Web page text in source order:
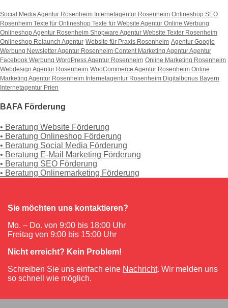
Social Media Agentur Rosenheim Internetagentur Rosenheim Onlineshop SEO
Rosenheim Texte für Onlineshop Texte für Website Agentur Online Werbung
Onlineshop Agentur Rosenheim Shopware Agentur Website Texter Rosenheim
Onlineshop Relaunch Agentur Website für Praxis Rosenheim Agentur Google
Werbung Newsletter Agentur Rosenheim Content Marketing AgenturAgentur
Facebook Werbung WordPress Agentur Rosenheim Online Marketing Rosenheim
Webdesign Agentur Rosenheim WooCommerce Agentur Rosenheim Online
Marketing Agentur Rosenheim Internetagentur Rosenheim Digitalbonus Bayern
Internetagentur Prien
BAFA Förderung
• Beratung Website Förderung
• Beratung Onlineshop Förderung
• Beratung Social Media Förderung
• Beratung E-Mail Marketing Förderung
• Beratung SEO Förderung
• Beratung Onlinemarketing Förderung
Sie möchten uns kontaktieren?
Mo. – Do. von 9:00 bis 18:00 Uhr
Freitag von 9:00 bis 15:00 Uhr
Nicht erreicht? Kein Problem!
Schreiben Sie uns einfach eine Nachricht. Wir melden uns
so schnell wie möglich.